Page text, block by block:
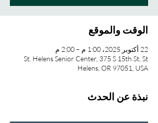
الوقت والموقع
22 أكتوبر 2025، 1:00 م – 2:00 م
St. Helens Senior Center, 375 S 15th St, St
Helens, OR 97051, USA
نبذة عن الحدث